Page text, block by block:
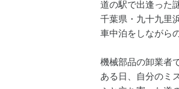
道の駅で出逢った
千葉県・九十九里
車中泊をしながら
機械部品の卸業者
ある日、自分のミ